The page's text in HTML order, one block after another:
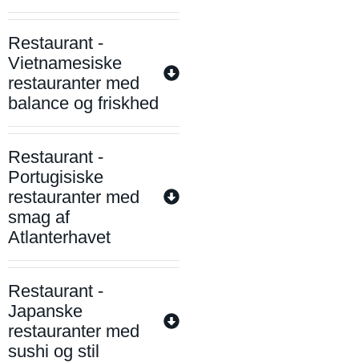
Restaurant -
Vietnamesiske
restauranter med
balance og friskhed
Restaurant -
Portugisiske
restauranter med
smag af
Atlanterhavet
Restaurant -
Japanske
restauranter med
sushi og stil